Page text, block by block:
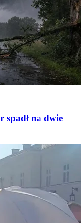
spadł na dwie